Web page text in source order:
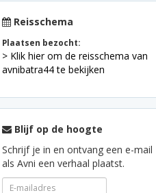
Reisschema
Plaatsen bezocht:
> Klik hier om de reisschema van
avnibatra44 te bekijken
Blijf op de hoogte
Schrijf je in en ontvang een e-mail
als Avni een verhaal plaatst.